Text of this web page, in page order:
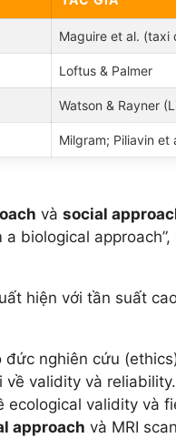
Maguire et al. (taxi
Loftus & Palmer
Watson & Rayner
Milgram; Piliavin et
và social
biological
hiện với tần suất
nghiên cứu
validity và reliability.
validity và
approach và MRI